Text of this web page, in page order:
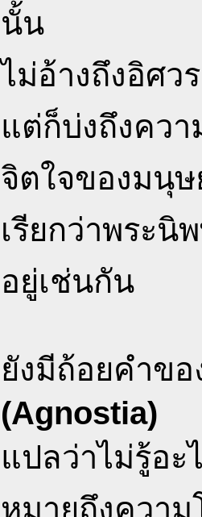
นั้น
ไม่อ้างถึงอิศว
แต่ก็บ่งถึงคว
จิตใจของมนุษ
เรียกว่าพระ
อยู่เช่นกัน
ยังมีถ้อยคำข
(Agnostia)
แปลว่าไม่รู้อ
หมายถึงควา